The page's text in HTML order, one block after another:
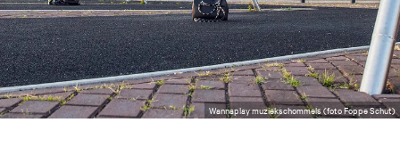
Wannaplay muziekschommels (foto Foppe Schut)